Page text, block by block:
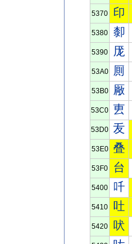
5370 印
5380 厀
5390 厐
53A0 厠
53B0 厰
53C0 叀
53D0 叐
53E0 叠
53F0 台
5400 吀
5410 吐
5420 吠